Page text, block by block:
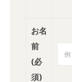
お名
前
(必
須)